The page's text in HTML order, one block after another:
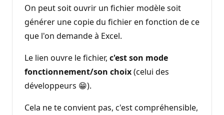
e
r
é
p
u
t
o
On peut soit ouvrir un fichier modèle soit
générer une copie du fichier en fonction de ce
que l'on demande à Excel.
Le lien ouvre le fichier, c'est son mode
fonctionnement/son choix(celui des
développeurs 😁).
Cela ne te convient pas, c'est compréhensible,